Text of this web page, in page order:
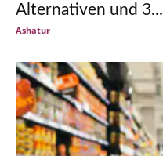
Alternativen und 3...
Ashatur -